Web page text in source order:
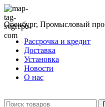
Оренбург, Промысловый
Рассрочка и кредит
Доставка
Установка
Новости
О нас